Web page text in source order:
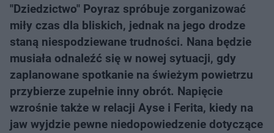
"Dziedzictwo" Poyraz spróbuje zorganizować
miły czas dla bliskich, jednak na jego drodze
staną niespodziewane trudności. Nana będzie
musiała odnaleźć się w nowej sytuacji, gdy
zaplanowane spotkanie na świeżym powietrzu
przybierze zupełnie inny obrót. Napięcie
wzrośnie także w relacji Ayse i Ferita, kiedy na
jaw wyjdzie pewne niedopowiedzenie dotyczące